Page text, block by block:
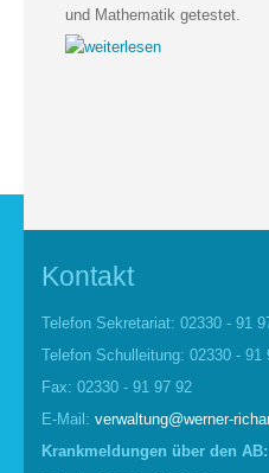
und Mathematik getestet.
Kontakt
Telefon Sekretariat: 02330 - 91
Telefon Schulleitung: 02330 - 91
Fax: 02330 - 91 97 92
E-Mail: verwaltung@werner-
Krankmel d ungen über den AB: